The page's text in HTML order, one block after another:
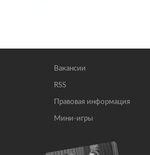
Вакансии
RSS
Правовая информация
Мини-игры